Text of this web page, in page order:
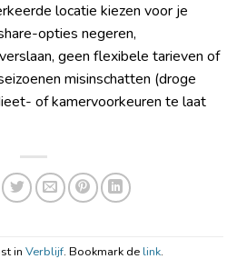
locatie kiezen voor je
opties negeren,
geen flexibele tarieven of
misinschatten (droge
of kamervoorkeuren te laat
in Verblijf. Bookmark delink.